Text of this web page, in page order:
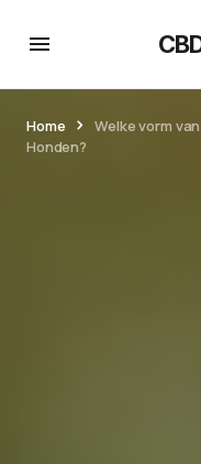
Home
Welke vorm
Honden?